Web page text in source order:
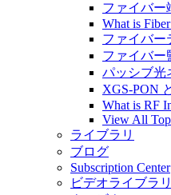
ファイバー
What is
ファイバー
ファイバー
パッシブ光
XGS-PON
What is RF
View All
ライブラリ
ブログ
Subscription Center
ビデオライブラリ